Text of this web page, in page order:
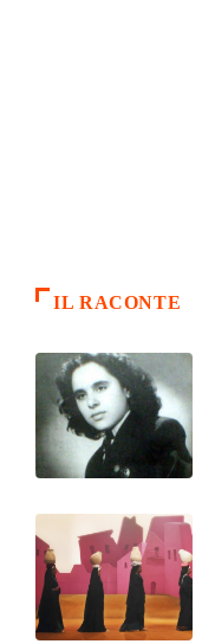
IL RACONTE